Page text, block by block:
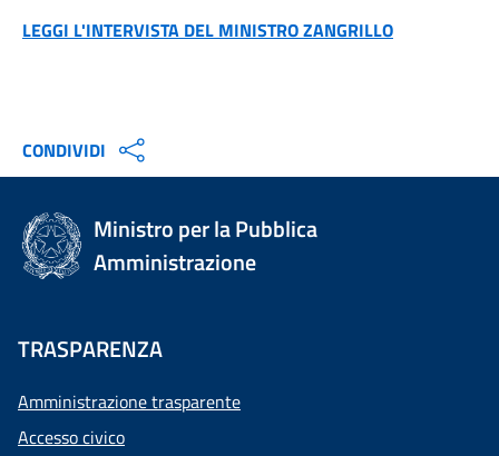
LEGGI L'INTERVISTA DEL MINISTRO ZANGRILLO
CONDIVIDI
Ministro per la Pubblica
Amministrazione
TRASPARENZA
Amministrazione trasparente
Accesso civico